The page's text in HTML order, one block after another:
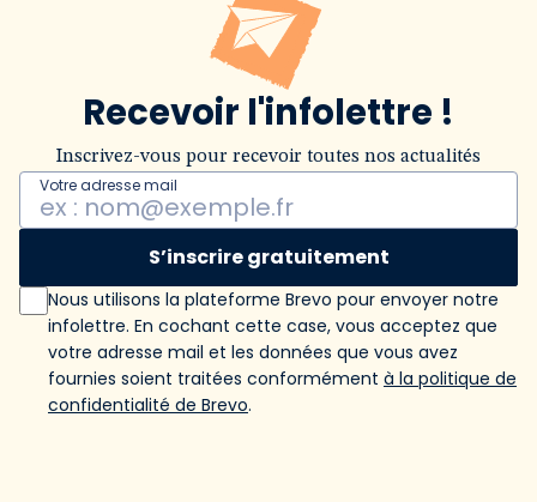
Recevoir l'infolettre !
Inscrivez-vous pour recevoir toutes nos actualités
Votre adresse mail
S’inscrire gratuitement
Nous utilisons la plateforme Brevo pour envoyer notre
infolettre. En cochant cette case, vous acceptez que
votre adresse mail et les données que vous avez
fournies soient traitées conformément à la politique de
confidentialité de Brevo.